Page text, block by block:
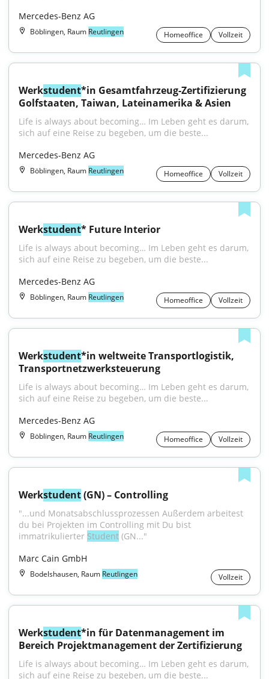
Mercedes-Benz AG
Böblingen, Raum Reutlingen Homeoffice Vollzeit
Werkstudent*in Gesamtfahrzeug-Zertifizierung
Golfstaaten, Taiwan, Lateinamerika & Asien
Life is always about becoming… Im Leben geht es darum,
sich auf eine Reise zu begeben, um die beste...
Mercedes-Benz AG
Böblingen, Raum Reutlingen Homeoffice Vollzeit
Werkstudent* Future Interior
Life is always about becoming… Im Leben geht es darum,
sich auf eine Reise zu begeben, um die beste...
Mercedes-Benz AG
Böblingen, Raum Reutlingen Homeoffice Vollzeit
Werkstudent*in weltweite Transportlogistik,
Transportnetzwerksteuerung
Life is always about becoming… Im Leben geht es darum,
sich auf eine Reise zu begeben, um die beste...
Mercedes-Benz AG
Böblingen, Raum Reutlingen Homeoffice Vollzeit
Werkstudent (GN) – Controlling
"...und Monats­abschluss­prozessen Außerdem arbeitest
du bei Projekten im Controlling mit Du bist
immatrikulierter Student (GN..."
Marc Cain GmbH
Bodelshausen, Raum Reutlingen Vollzeit
Werkstudent*in für Datenmanagement im
Bereich Projektmanagement der Zertifizierung
Life is always about becoming… Im Leben geht es darum,
sich auf eine Reise zu begeben, um die beste...